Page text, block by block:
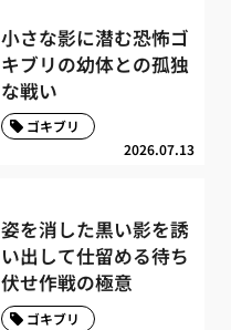
小さな影に潜む恐怖ゴ
キブリの幼体との孤独
な戦い
2026.07.13
ゴキブリ
姿を消した黒い影を誘
い出して仕留める待ち
伏せ作戦の極意
ゴキブリ